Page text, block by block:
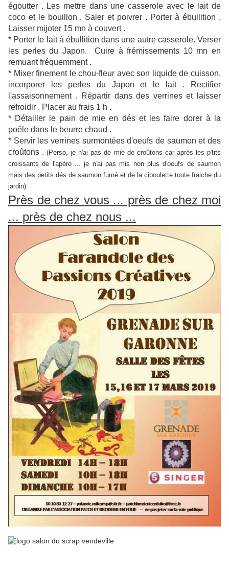
égoutter . Les mettre dans une casserole avec le lait de
coco et le bouillon . Saler et poivrer . Porter à ébullition .
Laisser mijoter 15 mn à couvert .
* Porter le lait à ébullition dans une autre casserole. Verser
les perles du Japon. Cuire à frémissements 10 mn en
remuant fréquemment .
* Mixer finement le chou-fleur avec son liquide de cuisson,
incorporer les perles du Japon et le lait . Rectifier
l'assaisonnement . Répartir dans des verrines et laisser
refroidir . Placer au frais 1 h .
* Détailler le pain de mie en dés et les faire dorer à la
poêle dans le beurre chaud .
* Servir les verrines surmontées d'oeufs de saumon et des
croûtons .(Perso, je n'ai pas de mie de croûtons car après les p'tits
croissants de l'apéro ... je n'ai pas mis non plus d'oeufs de saumon
mais des petits dés de saumon fumé et de la ciboulette toute fraiche du
jardin)
Près de chez vous ... près de chez moi
... près de chez nous ...